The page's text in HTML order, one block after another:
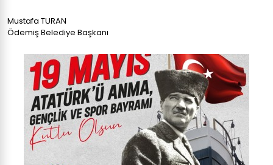
Mustafa TURAN
Ödemiş Belediye Başkanı